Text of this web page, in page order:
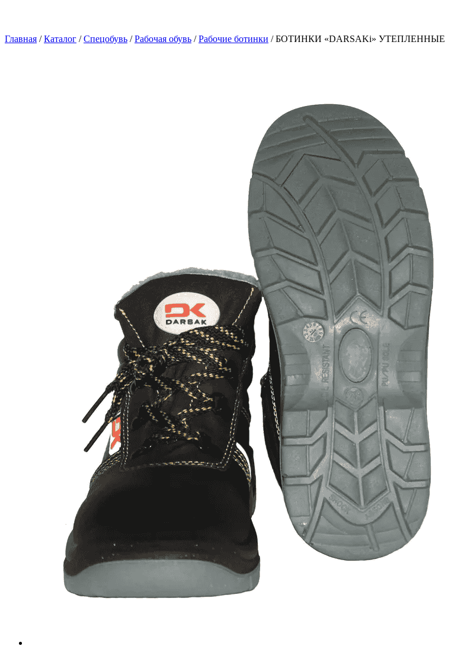
Главная / Каталог / Спецобувь / Рабочая обувь / Рабочие ботинки / БОТИНКИ «DARSAKi» УТЕПЛЕННЫЕ